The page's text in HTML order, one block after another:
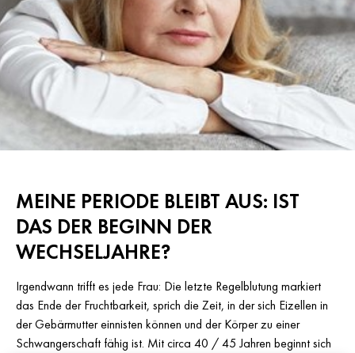
MEINE PERIODE BLEIBT AUS: IST
DAS DER BEGINN DER
WECHSELJAHRE?
Irgendwann trifft es jede Frau: Die letzte Regelblutung markiert
das Ende der Fruchtbarkeit, sprich die Zeit, in der sich Eizellen in
der Gebärmutter einnisten können und der Körper zu einer
Schwangerschaft fähig ist. Mit circa 40 / 45 Jahren beginnt sich